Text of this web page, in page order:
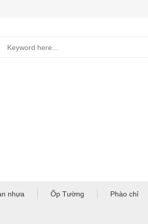
nhựa Ốp Tường Phào chỉ